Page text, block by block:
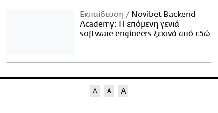
Εκπαίδευση
Novibet Backend
Academy: Η επόμενη γενιά
software engineers ξεκινά από εδώ